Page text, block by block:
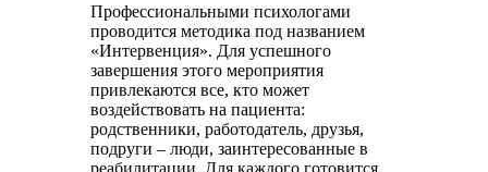
Профессиональными психологами
проводится методика под названием
«Интервенция». Для успешного
завершения этого мероприятия
привлекаются все, кто может
воздействовать на пациента:
родственники, работодатель, друзья,
подруги – люди, заинтересованные в
реабилитации. Для каждого готовится